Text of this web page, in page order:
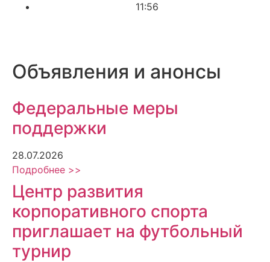
11:56
Объявления и анонсы
Федеральные меры
поддержки
28.07.2026
Подробнее >>
Центр развития
корпоративного спорта
приглашает на футбольный
турнир